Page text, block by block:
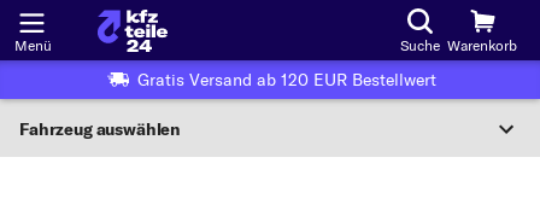
Menü Suche Warenkorb
Gratis Versand ab 120 EUR Bestellwert
Fahrzeug auswählen